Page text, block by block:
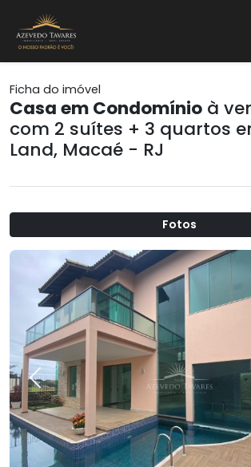
Ficha do imóvel
Casa em Condomínio à
com 2 suítes + 3 quartos
Land, Macaé - RJ
Fotos
Previous